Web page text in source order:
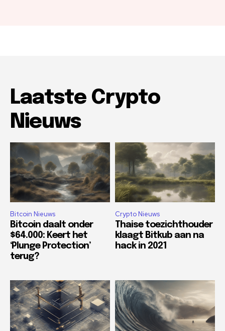
Laatste Crypto
Nieuws
Bitcoin Nieuws
Bitcoin daalt onder
$64.000: Keert het
‘Plunge Protection’
terug?
Crypto Nieuws
Thaise toezichthouder
klaagt Bitkub aan na
hack in 2021